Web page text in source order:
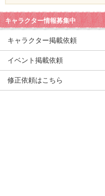
キャラクター情報募集中
キャラクター掲載依頼
イベント掲載依頼
修正依頼はこちら